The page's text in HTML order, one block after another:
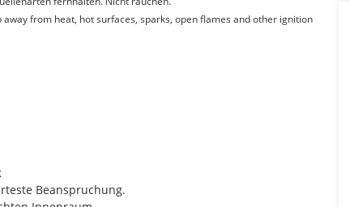
from heat, hot surfaces, sparks, open flames and other ignition
Beanspruchung.